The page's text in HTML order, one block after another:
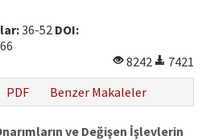
36-52 DOI:
8242
7421
PDF Benzer Makaleler
ve Değişen İşlevlerin